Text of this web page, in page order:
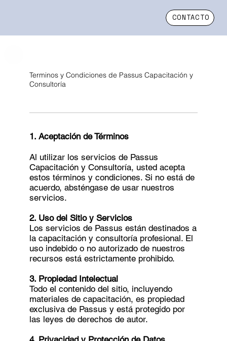
CONTACTO
1. Aceptación de Términos
Al utilizar los servicios de Passus
Capacitación y Consultoría, usted acepta
estos términos y condiciones. Si no está de
acuerdo, absténgase de usar nuestros
servicios.
2. Uso del Sitio y Servicios
Los servicios de Passus están destinados a
la capacitación y consultoría profesional. El
uso indebido o no autorizado de nuestros
recursos está estrictamente prohibido.
3. Propiedad Intelectual
Todo el contenido del sitio, incluyendo
materiales de capacitación, es propiedad
exclusiva de Passus y está protegido por
las leyes de derechos de autor.
Terminos y Condiciones de Passus Capacitación y
Consultoría